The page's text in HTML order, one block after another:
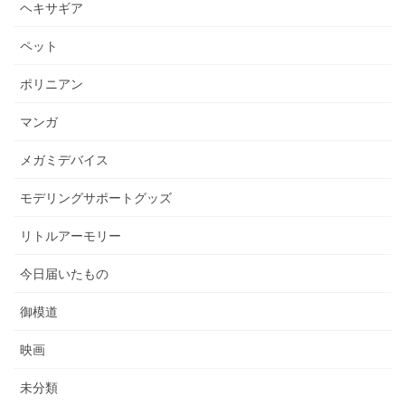
ヘキサギア
ペット
ポリニアン
マンガ
メガミデバイス
モデリングサポートグッズ
リトルアーモリー
今日届いたもの
御模道
映画
未分類